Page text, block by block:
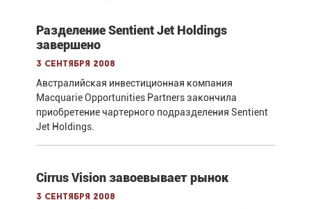
Разделение Sentient Jet Holdings
завершено
3 сентября 2008
Австралийская инвестиционная компания
Macquarie Opportunities Partners закончила
приобретение чартерного подразделения Sentient
Jet Holdings.
Cirrus Vision завоевывает рынок
3 сентября 2008